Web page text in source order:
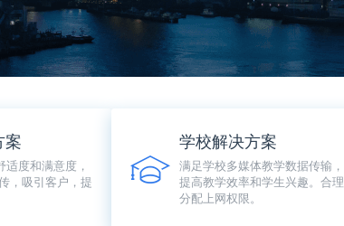
案
适度和满意度，
，吸引客户，提
学校解决方案
满足学校多媒体教学数据传输，
提高教学效率和学生兴趣。合理
分配上网权限。